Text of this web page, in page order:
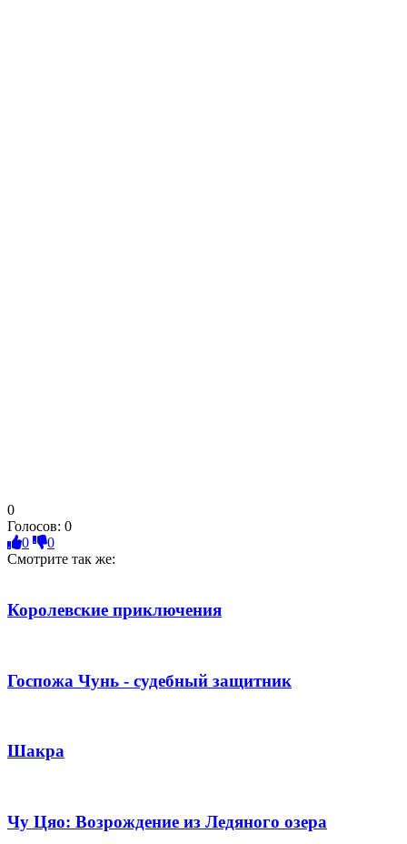
0
Голосов: 0
0
0
Смотрите так же:
Королевские приключения
Госпожа Чунь - судебный защитник
Шакра
Чу Цяо: Возрождение из Ледяного озера